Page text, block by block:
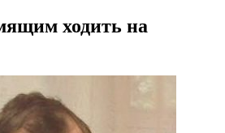
ходить на